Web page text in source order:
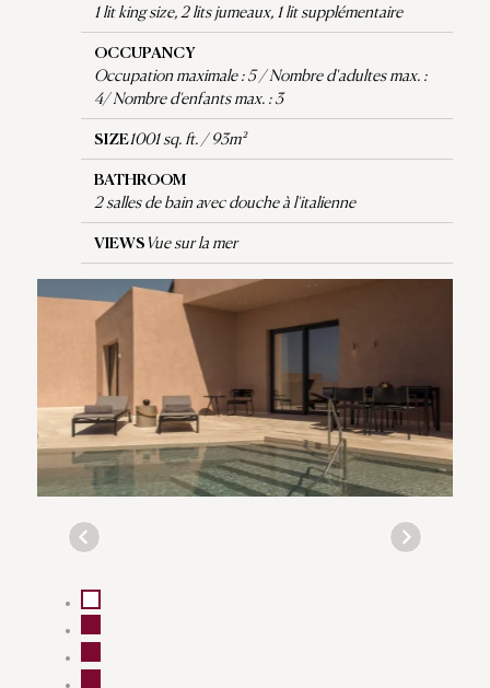
1 lit king size, 2 lits jumeaux, 1 lit supplémentaire
OCCUPANCY
Occupation maximale : 5 / Nombre d'adultes max. :
4/ Nombre d'enfants max. : 3
SIZE1001 sq. ft. / 93m²
BATHROOM
2 salles de bain avec douche à l'italienne
VIEWS Vue sur la mer